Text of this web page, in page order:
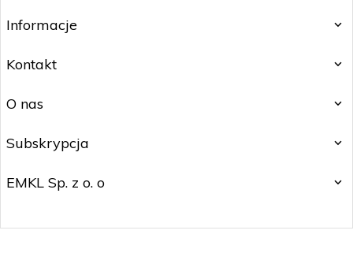
Informacje
Kontakt
O nas
Subskrypcja
EMKL Sp. z o. o